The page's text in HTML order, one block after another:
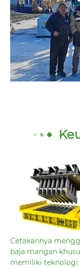
Cetakannya
baja mangan
memiliki teknologi